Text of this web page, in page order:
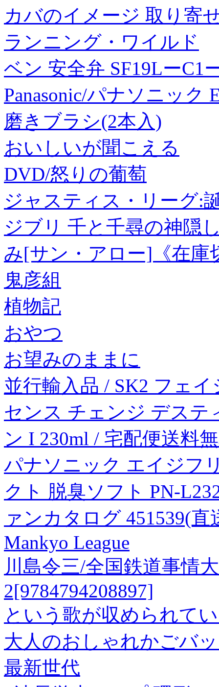
カバのイメージ 取り寄
ランニング・ワイルド
ベン 安全弁 SF19LーC1
Panasonic/パナソニック
磨きブラシ(2本入)
おいしいが聞こえる
DVD/怒りの葡萄
ジャスティス・リーグ:
ジブリ 千と千尋の神隠
み[サン・アロー]《在庫
鬼彦組
植物記
おやつ
お望みのままに
並行輸入品 / SK2 フェ
センス チェンジ デステ
ン I 230ml / 宅配便送料
パナソニック エイジフ
クト 脱臭ソフト PN-
ァンカタログ 451539(直
Mankyo League
川島令三/全国鉄道事情
2[9784794208897]
という歌が収められて
大人のおしゃれかごバ
最新世代